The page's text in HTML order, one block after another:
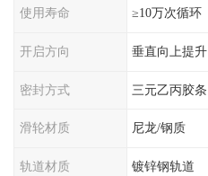
使用寿命 ≥10万次循环
开启方向 垂直向上提升
密封方式 三元乙丙胶条
滑轮材质 尼龙/钢质
轨道材质 镀锌钢轨道